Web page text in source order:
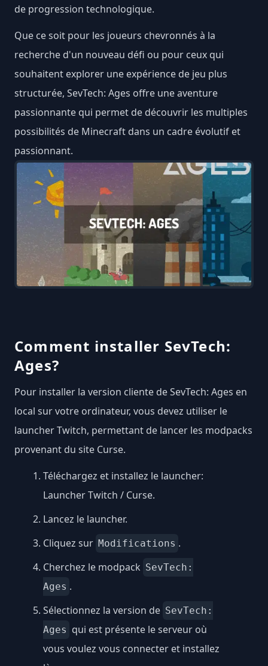
de progression technologique.
Que ce soit pour les joueurs chevronnés à la
recherche d'un nouveau défi ou pour ceux qui
souhaitent explorer une expérience de jeu plus
structurée, SevTech: Ages offre une aventure
passionnante qui permet de découvrir les multiples
possibilités de Minecraft dans un cadre évolutif et
passionnant.
Comment installer SevTech:
Ages?
Pour installer la version cliente de SevTech: Ages en
local sur votre ordinateur, vous devez utiliser le
launcher Twitch, permettant de lancer les modpacks
provenant du site Curse.
Téléchargez et installez le launcher:
Launcher Twitch / Curse.
Lancez le launcher.
Cliquez sur Modifications .
Cherchez le modpack SevTech:
Ages .
Sélectionnez la version de SevTech:
Ages qui est présente le serveur où
vous voulez vous connecter et installez